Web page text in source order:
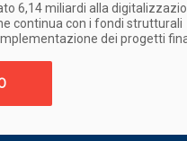
6,14 miliardi alla
continua con i fondi strutturali
dei progetti